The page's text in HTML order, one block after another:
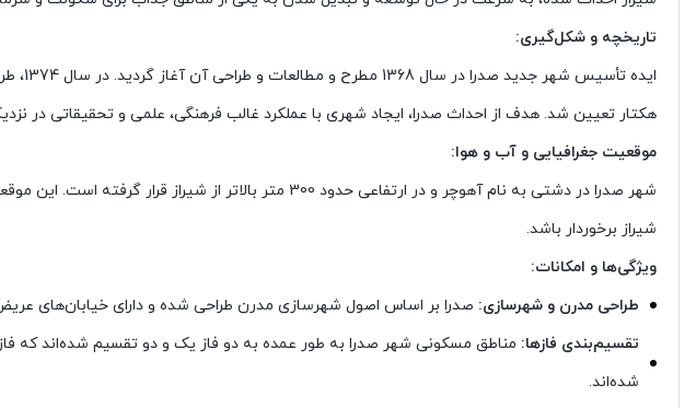
تاریخچه و شکل‌گیری:
هکتار تعیین شد. هدف از احداث صدرا، ایجاد شهری با عملکرد غالب فرهنگی، علمی و تحقیقاتی در
موقعیت جغرافیایی و آب و هوا:
شهر صدرا در دشتی به نام آهوچر و در ارتفاعی حدود 300
شیراز برخوردار باشد.
ویژگی‌ها و امکانات:
طراحی مدرن و شهرسازی: صدرا بر اساس اصول شهرسازی مدرن طراحی شده و دارای خیابان‌های
تقسیم‌بندی فازها: مناطق مسکونی شهر صدرا به طور عمده به دو فاز یک و دو تقسیم شده‌اند
شده‌اند.